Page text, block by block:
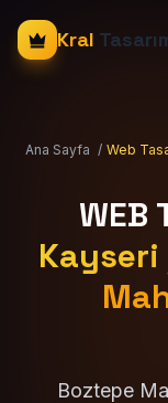
Kral
Ana Sayfa / Web
WEB
Boztepe